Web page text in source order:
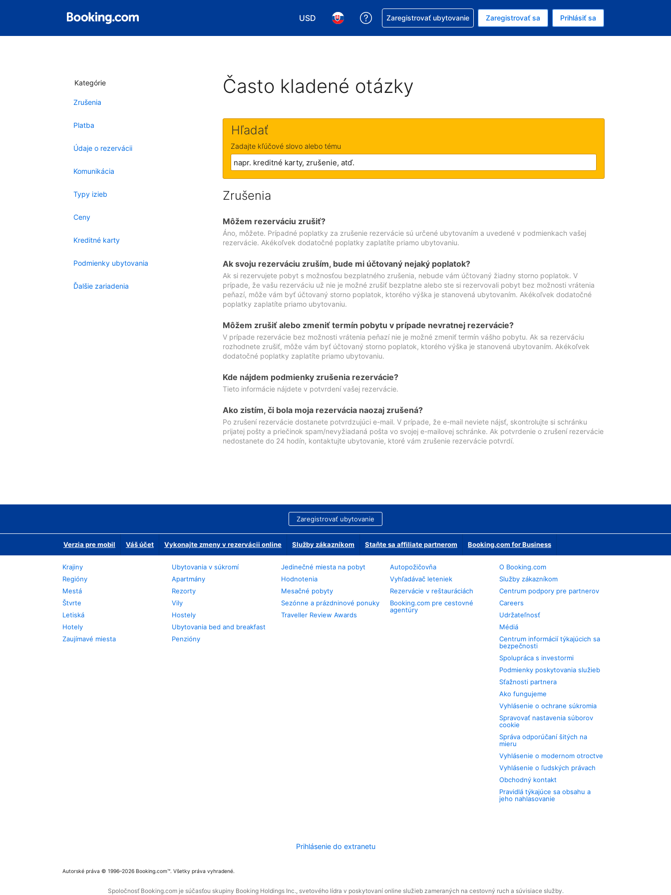
USD
Vybrať menu. Momentálne máte zvolenú menu Americký dolár
Vybrať jazyk. Momentálne máte zvolený jazyk V slovenčine
Získajte pomoc s rezerváciou
Zaregistrovať ubytovanie Zaregistrovať sa Prihlásiť sa
Kategórie
Zrušenia
Platba
Údaje o rezervácii
Komunikácia
Typy izieb
Ceny
Kreditné karty
Podmienky ubytovania
Ďalšie zariadenia
Často kladené otázky
Hľadať
Zadajte kľúčové slovo alebo tému
Zrušenia
Môžem rezerváciu zrušiť?
Áno, môžete. Prípadné poplatky za zrušenie rezervácie sú určené ubytovaním a uvedené v podmienkach vašej
rezervácie. Akékoľvek dodatočné poplatky zaplatíte priamo ubytovaniu.
Ak svoju rezerváciu zruším, bude mi účtovaný nejaký poplatok?
Ak si rezervujete pobyt s možnosťou bezplatného zrušenia, nebude vám účtovaný žiadny storno poplatok. V
prípade, že vašu rezerváciu už nie je možné zrušiť bezplatne alebo ste si rezervovali pobyt bez možnosti vrátenia
peňazí, môže vám byť účtovaný storno poplatok, ktorého výška je stanovená ubytovaním. Akékoľvek dodatočné
poplatky zaplatíte priamo ubytovaniu.
Môžem zrušiť alebo zmeniť termín pobytu v prípade nevratnej rezervácie?
V prípade rezervácie bez možnosti vrátenia peňazí nie je možné zmeniť termín vášho pobytu. Ak sa rezerváciu
rozhodnete zrušiť, môže vám byť účtovaný storno poplatok, ktorého výška je stanovená ubytovaním. Akékoľvek
dodatočné poplatky zaplatíte priamo ubytovaniu.
Kde nájdem podmienky zrušenia rezervácie?
Tieto informácie nájdete v potvrdení vašej rezervácie.
Ako zistím, či bola moja rezervácia naozaj zrušená?
Po zrušení rezervácie dostanete potvrdzujúci e-mail. V prípade, že e-mail neviete nájsť, skontrolujte si schránku
prijatej pošty a priečinok spam/nevyžiadaná pošta vo svojej e-mailovej schránke. Ak potvrdenie o zrušení rezervácie
nedostanete do 24 hodín, kontaktujte ubytovanie, ktoré vám zrušenie rezervácie potvrdí.
Zaregistrovať ubytovanie
Verzia pre mobil Váš účet Vykonajte zmeny v rezervácii online Služby zákazníkom Staňte sa affiliate partnerom Booking.com for Business
Krajiny
Regióny
Mestá
Štvrte
Letiská
Hotely
Zaujímavé miesta
Ubytovania v súkromí
Apartmány
Rezorty
Vily
Hostely
Ubytovania bed and breakfast
Penzióny
Jedinečné miesta na pobyt
Hodnotenia
Mesačné pobyty
Sezónne a prázdninové ponuky
Traveller Review Awards
Autopožičovňa
Vyhľadávač leteniek
Rezervácie v reštauráciách
Booking.com pre cestovné
agentúry
O Booking.com
Služby zákazníkom
Centrum podpory pre partnerov
Careers
Udržateľnosť
Médiá
Centrum informácií týkajúcich sa
bezpečnosti
Spolupráca s investormi
Podmienky poskytovania služieb
Sťažnosti partnera
Ako fungujeme
Vyhlásenie o ochrane súkromia
Spravovať nastavenia súborov
cookie
Správa odporúčaní šitých na
mieru
Vyhlásenie o modernom otroctve
Vyhlásenie o ľudských právach
Obchodný kontakt
Pravidlá týkajúce sa obsahu a
jeho nahlasovanie
Prihlásenie do extranetu
Autorské práva © 1996–2026 Booking.com™. Všetky práva vyhradené.
Spoločnosť Booking.com je súčasťou skupiny Booking Holdings Inc., svetového lídra v poskytovaní online služieb zameraných na cestovný ruch a súvisiace služby.